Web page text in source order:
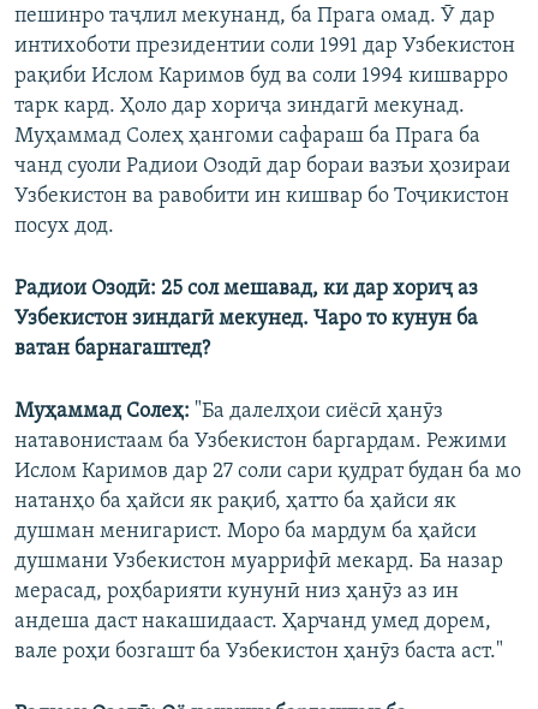
пешинро таҷлил мекунанд, ба Прага омад. Ӯ дар
интихоботи президентии соли 1991 дар Узбекистон
рақиби Ислом Каримов буд ва соли 1994 кишварро
тарк кард. Ҳоло дар хориҷа зиндагӣ мекунад.
Муҳаммад Солеҳ ҳангоми сафараш ба Прага ба
чанд суоли Радиои Озодӣ дар бораи вазъи ҳозираи
Узбекистон ва равобити ин кишвар бо Тоҷикистон
посух дод.​
Радиои Озодӣ: 25 сол мешавад, ки дар хориҷ аз
Узбекистон зиндагӣ мекунед. Чаро то кунун ба
ватан барнагаштед?
Муҳаммад Солеҳ: "Ба далелҳои сиёсӣ ҳанӯз
натавонистаам ба Узбекистон баргардам. Режими
Ислом Каримов дар 27 соли сари қудрат будан ба мо
натанҳо ба ҳайси як рақиб, ҳатто ба ҳайси як
душман менигарист. Моро ба мардум ба ҳайси
душмани Узбекистон муаррифӣ мекард. Ба назар
мерасад, роҳбарияти кунунӣ низ ҳанӯз аз ин
андеша даст накашидааст. Ҳарчанд умед дорем,
вале роҳи бозгашт ба Узбекистон ҳанӯз баста аст."